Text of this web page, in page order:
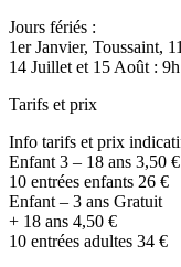
Jours fériés :
1er Janvier, Toussaint,
14 Juillet et 15 Août :
Tarifs et prix
Info tarifs et prix
Enfant 3 – 18 ans 3,50 €
10 entrées enfants 26 €
Enfant – 3 ans Gratuit
+ 18 ans 4,50 €
10 entrées adultes 34 €